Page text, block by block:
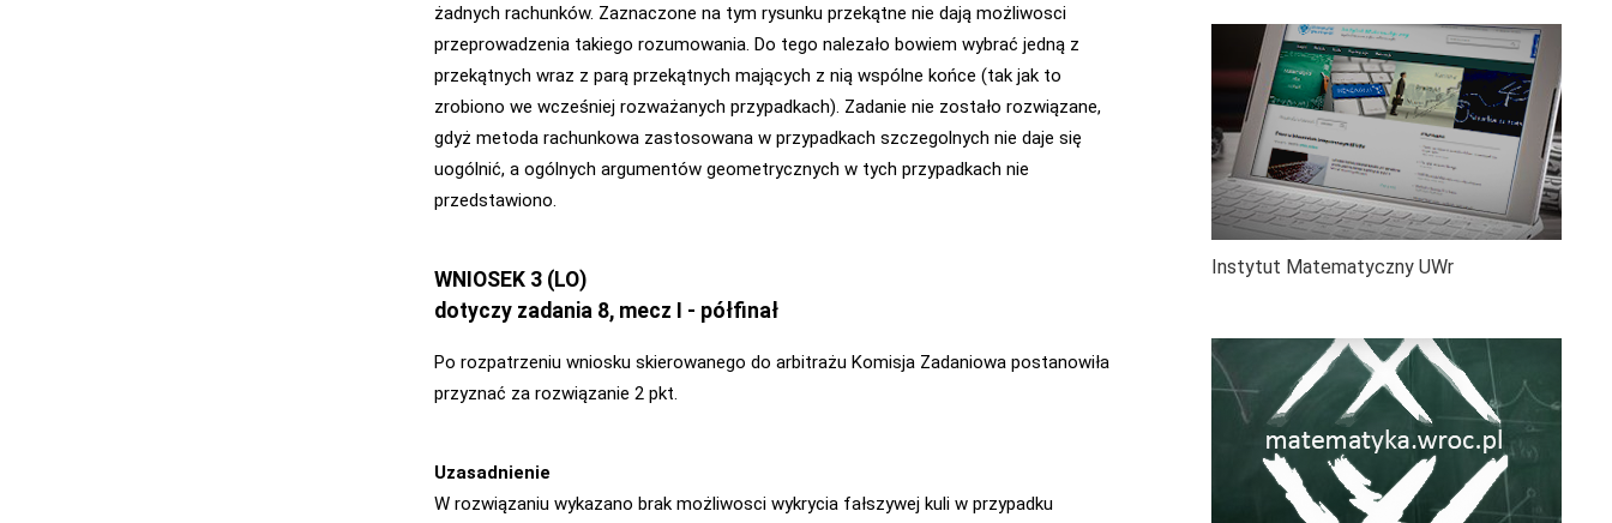
żadnych rachunków. Zaznaczone na tym rysunku przekątne nie dają możliwosci
przeprowadzenia takiego rozumowania. Do tego nalezało bowiem wybrać jedną z
przekątnych wraz z parą przekątnych mających z nią wspólne końce (tak jak to
zrobiono we wcześniej rozważanych przypadkach). Zadanie nie zostało rozwiązane,
gdyż metoda rachunkowa zastosowana w przypadkach szczegolnych nie daje się
uogólnić, a ogólnych argumentów geometrycznych w tych przypadkach nie
przedstawiono.
WNIOSEK 3 (LO)
dotyczy zadania 8, mecz I - półfinał
Po rozpatrzeniu wniosku skierowanego do arbitrażu Komisja Zadaniowa postanowiła
przyznać za rozwiązanie 2 pkt.
Uzasadnienie
W rozwiązaniu wykazano brak możliwosci wykrycia fałszywej kuli w przypadku
Instytut Matematyczny UWr